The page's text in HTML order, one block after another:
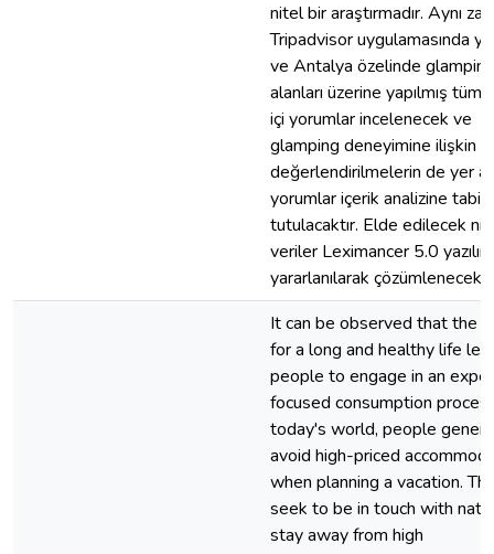
nitel bir araştırmadır. Aynı
Tripadvisor uygulamasında
ve Antalya özelinde glamping
alanları üzerine yapılmış tüm
içi yorumlar incelenecek ve
glamping deneyimine ilişkin
değerlendirilmelerin de yer
yorumlar içerik analizine tabi
tutulacaktır. Elde edilecek
veriler Leximancer 5.0
yararlanılarak
It can be observed that the
for a long and healthy life
people to engage in an
focused consumption
today's world, people
avoid high-priced
when planning a vacation.
seek to be in touch with
stay away from high